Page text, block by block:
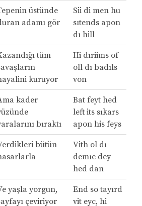
üstünde
adamı gör
Sii di men hu
sıtends apon
dı hill
tüm
kuruyor
Hi dıriims of
oll dı badıls
von
kader
bıraktı
Bat feyt hed
left its sıkars
apon his feys
bütün
Vith ol dı
demıc dey
hed dan
yaşla yorgun,
çeviriyor
End so tayırd
vit eyc, hi